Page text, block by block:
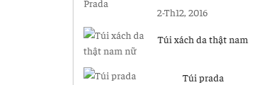
2-Th12, 2016
Túi xách da thật nam
Túi prada